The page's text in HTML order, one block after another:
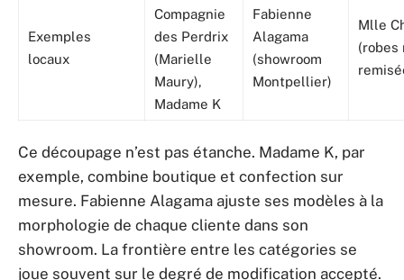
Exemples
locaux
Compagnie
des Perdrix
(Marielle
Maury),
Madame K
Fabienne
Alagama
(showroom
Montpellier)
Mlle
(robes
Ce découpage n’est pas étanche. Madame K, par
exemple, combine boutique et confection sur
mesure. Fabienne Alagama ajuste ses modèles à la
morphologie de chaque cliente dans son
showroom. La frontière entre les catégories se
joue souvent sur le degré de modification accepté.